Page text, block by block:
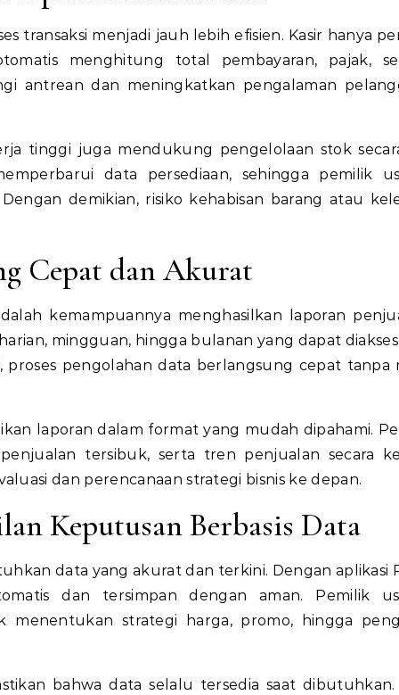
transaksi menjadi jauh lebih efisien. Kasir hanya
menghitung total pembayaran, pajak,
antrean dan meningkatkan pengalaman
tinggi juga mendukung pengelolaan stok
data persediaan, sehingga pemilik
demikian, risiko kehabisan barang atau
Cepat dan Akurat
kemampuannya menghasilkan laporan
mingguan, hingga bulanan yang dapat diakses
proses pengolahan data berlangsung cepat tanpa
laporan dalam format yang mudah dipahami.
tersibuk, serta tren penjualan secara
dan perencanaan strategi bisnis ke depan.
Keputusan Berbasis Data
data yang akurat dan terkini. Dengan aplikasi
dan tersimpan dengan aman. Pemilik
strategi harga, promo, hingga
bahwa data selalu tersedia saat dibutuhkan.